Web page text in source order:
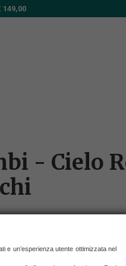
149,00
- Cielo
e un’esperienza utente ottimizzata nel